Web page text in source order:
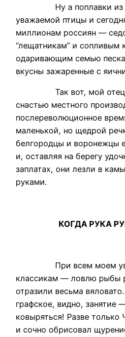
Ну а поплавки из
уважаемой птицы и
миллионам россиян —
“лещатникам” и сопливым
одаривающим семью
вкусны зажаренные с
Так вот, мой отец, с
снастью местного
послереволюционное
маленькой, но щедрой
белгородцы и воронежцы
и, оставляя на берегу
заплатах, они лезли в
руками.
КОГДА РУКА
При всем моем
классикам — ловлю рыбы
отразили весьма
графское, видно, занятие
ковыряться! Разве
и сочно обрисовал